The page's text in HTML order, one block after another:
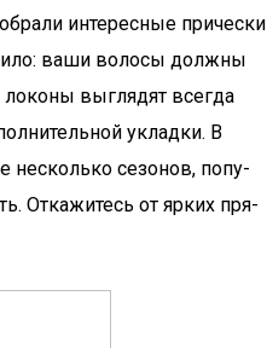
инте­рес­ные при­чес­ки
ваши воло­сы долж­ны
выгля­дят все­гда
уклад­ки. В
несколь­ко сезо­нов, попу­
Отка­жи­тесь от ярких пря­